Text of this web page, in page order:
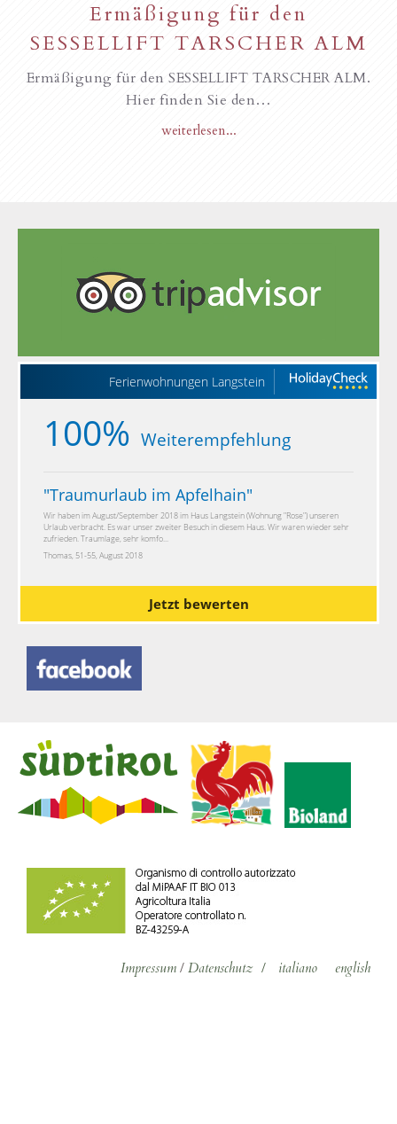
Ermäßigung für den
SESSELLIFT TARSCHER ALM
Ermäßigung für den SESSELLIFT TARSCHER ALM.
Hier finden Sie den…
weiterlesen...
Ferienwohnungen Langstein
100% Weiterempfehlung
"Traumurlaub im Apfelhain"
Wir haben im August/September 2018 im Haus Langstein (Wohnung "Rose") unseren
Urlaub verbracht. Es war unser zweiter Besuch in diesem Haus. Wir waren wieder sehr
zufrieden. Traumlage, sehr komfo...
Thomas, 51-55, August 2018
Jetzt bewerten
Impressum / Datenschutz / italiano english